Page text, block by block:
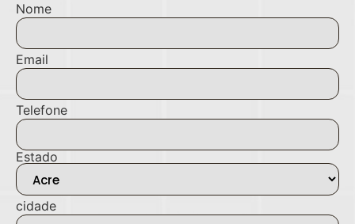
Nome
Email
Telefone
Estado
cidade